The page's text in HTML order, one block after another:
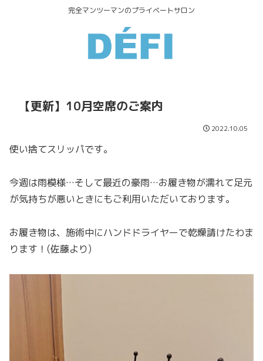
完全マンツーマンのプライベートサロン
【更新】10月空席のご案内
2022.10.05
使い捨てスリッパです。
今週は雨模様…そして最近の豪雨…お履き物が濡れて足元
が気持ちが悪いときにもご利用いただいております。
お履き物は、施術中にハンドドライヤーで乾燥請けたわま
ります！(佐藤より)